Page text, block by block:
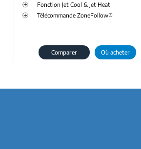
Fonction Jet Cool & Jet Heat
Télécommande ZoneFollow®
Comparer Où acheter